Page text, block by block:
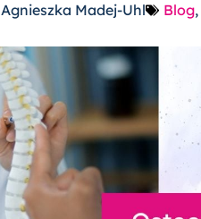
Agnieszka Madej-Uhl Blog,